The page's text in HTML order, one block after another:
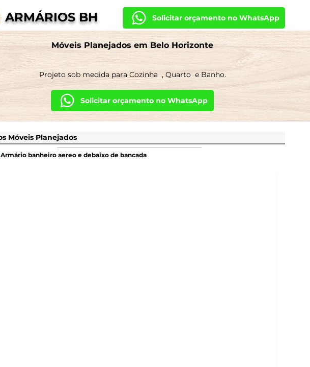
ARMÁRIOS BH Solicitar orçamento no WhatsApp
Móveis Planejados em Belo Horizonte
Projeto sob medida para Cozinha , QuartoeBanho.
Solicitar orçamento no WhatsApp
Armário banheiro aereo e debaixo de bancada